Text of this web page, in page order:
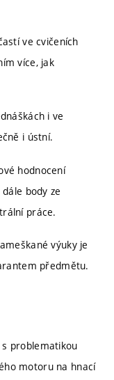
ve cvičeních
více, jak
i ve
i ústní.
hodnocení
body ze
práce.
výuky je
předmětu.
problematikou
motoru na hnací